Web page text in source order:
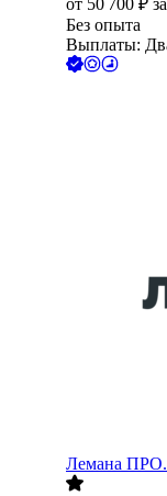
от 50 700 ₽
Без опыта
Выплаты:
Лемана ПРО.